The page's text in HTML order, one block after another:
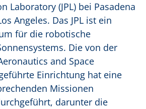
Laboratory (JPL) bei Pasadena
Angeles. Das JPL ist ein
für die robotische
Die von der
and Space
Einrichtung hat eine
Missionen
darunter die